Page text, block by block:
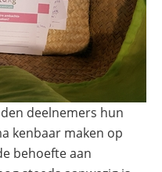
deelnemers hun
kenbaar maken op
behoefte aan